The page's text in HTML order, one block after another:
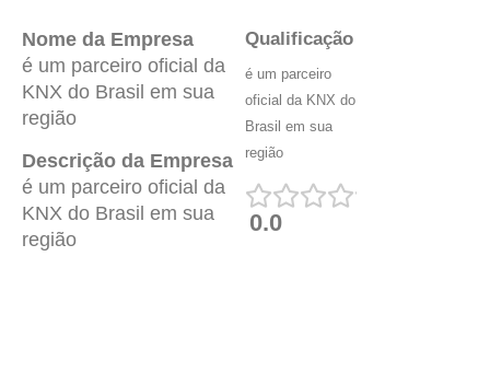
Nome da Empresa
é um parceiro oficial da
KNX do Brasil em sua
região
Descrição da Empresa
é um parceiro oficial da
KNX do Brasil em sua
região
Qualificação
é um parceiro
oficial da KNX do
Brasil em sua
região
0.0